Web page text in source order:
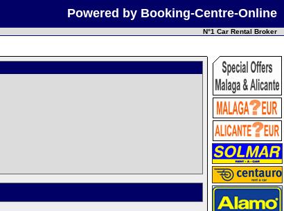
Powered by Booking-Centre-Online
N°1 Car Rental Broker